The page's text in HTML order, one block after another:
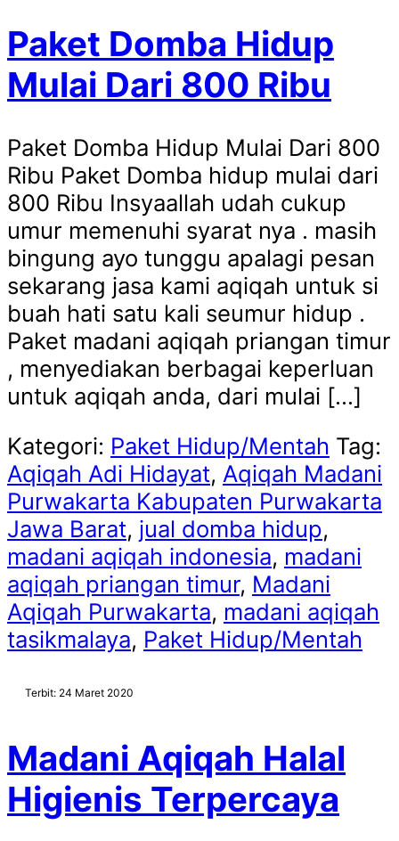
Paket Domba Hidup
Mulai Dari 800 Ribu
Paket Domba Hidup Mulai Dari 800
Ribu Paket Domba hidup mulai dari
800 Ribu Insyaallah udah cukup
umur memenuhi syarat nya . masih
bingung ayo tunggu apalagi pesan
sekarang jasa kami aqiqah untuk si
buah hati satu kali seumur hidup .
Paket madani aqiqah priangan timur
, menyediakan berbagai keperluan
untuk aqiqah anda, dari mulai […]
Kategori: Paket Hidup/Mentah Tag:
Aqiqah Adi Hidayat, Aqiqah Madani
Purwakarta Kabupaten Purwakarta
Jawa Barat, jual domba hidup,
madani aqiqah indonesia, madani
aqiqah priangan timur, Madani
Aqiqah Purwakarta, madani aqiqah
tasikmalaya, Paket Hidup/Mentah
Terbit: 24 Maret 2020
Madani Aqiqah Halal
Higienis Terpercaya